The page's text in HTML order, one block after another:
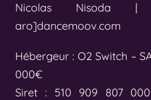
Nicolas Nisoda |
aro]dancemoov.com
Hébergeur : O2 Switch –
000€
Siret : 510 909 807